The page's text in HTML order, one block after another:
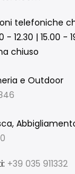
telefoniche
- 12.30 | 15.00 -
chiuso
e Outdoor
+39 035 911332